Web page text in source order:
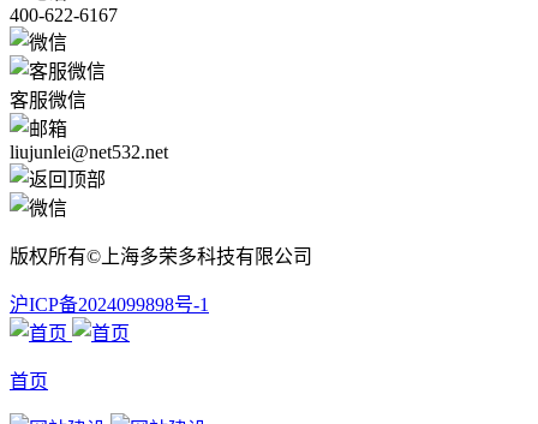
400-622-6167
客服微信
liujunlei@net532.net
版权所有©上海多荣多科技有限公司
沪ICP备2024099898号-1
首页